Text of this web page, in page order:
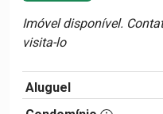
Imóvel disponível.
visita-lo
Aluguel